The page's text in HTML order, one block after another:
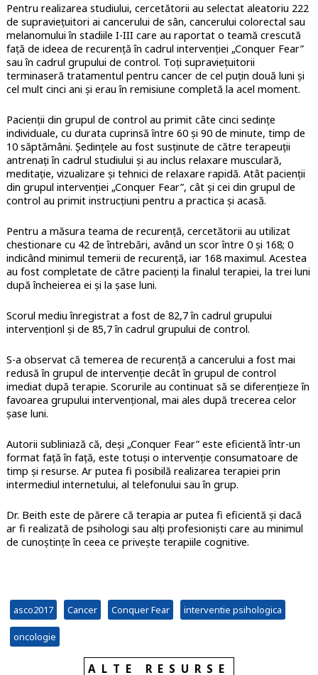
Pentru realizarea studiului, cercetătorii au selectat aleatoriu 222
de supraviețuitori ai cancerului de sân, cancerului colorectal sau
melanomului în stadiile I-III care au raportat o teamă crescută
față de ideea de recurență în cadrul intervenției „Conquer Fear”
sau în cadrul grupului de control. Toți supraviețuitorii
terminaseră tratamentul pentru cancer de cel puțin două luni și
cel mult cinci ani și erau în remisiune completă la acel moment.
Pacienții din grupul de control au primit câte cinci sedințe
individuale, cu durata cuprinsă între 60 și 90 de minute, timp de
10 săptămâni. Ședințele au fost susținute de către terapeuții
antrenați în cadrul studiului și au inclus relaxare musculară,
meditație, vizualizare și tehnici de relaxare rapidă. Atât pacienții
din grupul intervenției „Conquer Fear”, cât și cei din grupul de
control au primit instrucțiuni pentru a practica și acasă.
Pentru a măsura teama de recurență, cercetătorii au utilizat
chestionare cu 42 de întrebări, având un scor între 0 și 168; 0
indicând minimul temerii de recurență, iar 168 maximul. Acestea
au fost completate de către pacienți la finalul terapiei, la trei luni
după încheierea ei și la șase luni.
Scorul mediu înregistrat a fost de 82,7 în cadrul grupului
intervenționl și de 85,7 în cadrul grupului de control.
S-a observat că temerea de recurență a cancerului a fost mai
redusă în grupul de intervenție decât în grupul de control
imediat după terapie. Scorurile au continuat să se diferențieze în
favoarea grupului intervențional, mai ales după trecerea celor
șase luni.
Autorii subliniază că, deși „Conquer Fear” este eficientă într-un
format față în față, este totuși o intervenție consumatoare de
timp și resurse. Ar putea fi posibilă realizarea terapiei prin
intermediul internetului, al telefonului sau în grup.
Dr. Beith este de părere că terapia ar putea fi eficientă și dacă
ar fi realizată de psihologi sau alți profesioniști care au minimul
de cunoștințe în ceea ce privește terapiile cognitive.
asco2017 Cancer Conquer Fear interventie psihologica
oncologie
ALTE RESURSE